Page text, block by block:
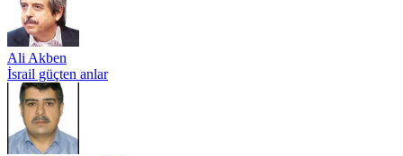
Ali Akben
İsrail güçten anlar